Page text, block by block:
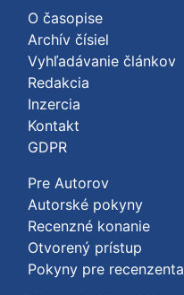
O časopise
Archív čísiel
Vyhľadávanie článkov
Redakcia
Inzercia
Kontakt
GDPR
Pre Autorov
Autorské pokyny
Recenzné konanie
Otvorený prístup
Pokyny pre recenzenta